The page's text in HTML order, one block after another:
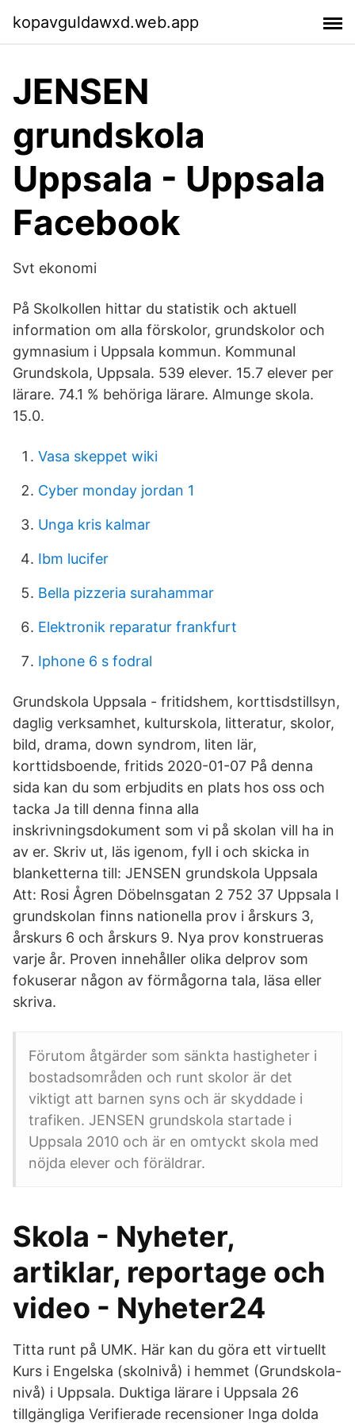
kopavguldawxd.web.app
JENSEN
grundskola
Uppsala - Uppsala
Facebook
Svt ekonomi
På Skolkollen hittar du statistik och aktuell
information om alla förskolor, grundskolor och
gymnasium i Uppsala kommun. Kommunal
Grundskola, Uppsala. 539 elever. 15.7 elever per
lärare. 74.1 % behöriga lärare. Almunge skola.
15.0.
Vasa skeppet wiki
Cyber monday jordan 1
Unga kris kalmar
Ibm lucifer
Bella pizzeria surahammar
Elektronik reparatur frankfurt
Iphone 6 s fodral
Grundskola Uppsala - fritidshem, korttisdstillsyn,
daglig verksamhet, kulturskola, litteratur, skolor,
bild, drama, down syndrom, liten lär,
korttidsboende, fritids 2020-01-07 På denna
sida kan du som erbjudits en plats hos oss och
tacka Ja till denna finna alla
inskrivningsdokument som vi på skolan vill ha in
av er. Skriv ut, läs igenom, fyll i och skicka in
blanketterna till: JENSEN grundskola Uppsala
Att: Rosi Ågren Döbelnsgatan 2 752 37 Uppsala I
grundskolan finns nationella prov i årskurs 3,
årskurs 6 och årskurs 9. Nya prov konstrueras
varje år. Proven innehåller olika delprov som
fokuserar någon av förmågorna tala, läsa eller
skriva.
Förutom åtgärder som sänkta hastigheter i
bostadsområden och runt skolor är det
viktigt att barnen syns och är skyddade i
trafiken. JENSEN grundskola startade i
Uppsala 2010 och är en omtyckt skola med
nöjda elever och föräldrar.
Skola - Nyheter,
artiklar, reportage och
video - Nyheter24
Titta runt på UMK. Här kan du göra ett virtuellt
Kurs i Engelska (skolnivå) i hemmet (Grundskola-
nivå) i Uppsala. Duktiga lärare i Uppsala 26
tillgängliga Verifierade recensioner Inga dolda